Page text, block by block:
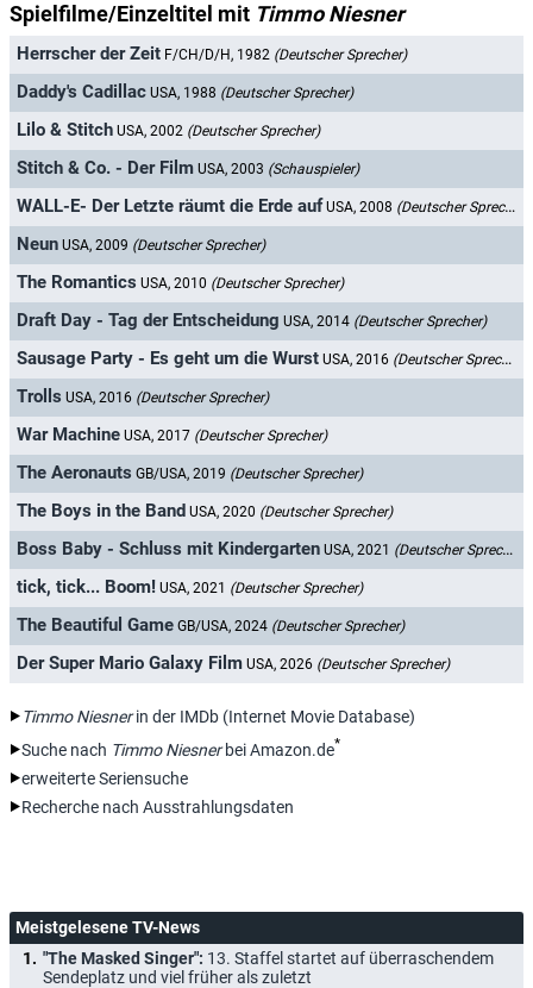
Spielfilme/Einzeltitel mit Timmo Niesner
Herrscher der Zeit F/CH/D/H, 1982 (Deutscher Sprecher)
Daddy's Cadillac USA, 1988 (Deutscher Sprecher)
Lilo & Stitch USA, 2002 (Deutscher Sprecher)
Stitch & Co. - Der Film USA, 2003 (Schauspieler)
WALL-E- Der Letzte räumt die Erde auf USA, 2008 (Deutscher Sprecher)
Neun USA, 2009 (Deutscher Sprecher)
The Romantics USA, 2010 (Deutscher Sprecher)
Draft Day - Tag der Entscheidung USA, 2014 (Deutscher Sprecher)
Sausage Party - Es geht um die Wurst USA, 2016 (Deutscher Sprecher)
Trolls USA, 2016 (Deutscher Sprecher)
War Machine USA, 2017 (Deutscher Sprecher)
The Aeronauts GB/USA, 2019 (Deutscher Sprecher)
The Boys in the Band USA, 2020 (Deutscher Sprecher)
Boss Baby - Schluss mit Kindergarten USA, 2021 (Deutscher Sprecher)
tick, tick... Boom! USA, 2021 (Deutscher Sprecher)
The Beautiful Game GB/USA, 2024 (Deutscher Sprecher)
Der Super Mario Galaxy Film USA, 2026 (Deutscher Sprecher)
Timmo Niesnerin der IMDb (Internet Movie Database)
Suche nach Timmo Niesnerbei Amazon.de*
erweiterte Seriensuche
Recherche nach Ausstrahlungsdaten
Meistgelesene TV-News
"The Masked Singer": 13. Staffel startet auf überraschendem
Sendeplatz und viel früher als zuletzt